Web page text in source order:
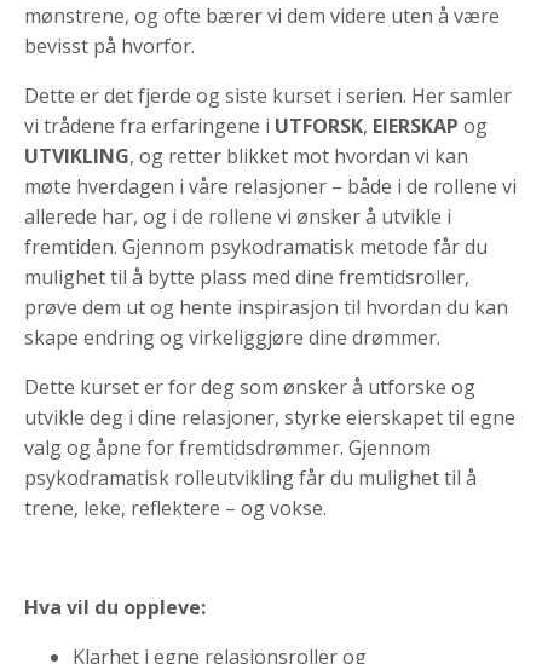
mønstrene, og ofte bærer vi dem videre uten å være
bevisst på hvorfor.
Dette er det fjerde og siste kurset i serien. Her samler
vi trådene fra erfaringene i UTFORSK, EIERSKAP og
UTVIKLING, og retter blikket mot hvordan vi kan
møte hverdagen i våre relasjoner – både i de rollene vi
allerede har, og i de rollene vi ønsker å utvikle i
fremtiden. Gjennom psykodramatisk metode får du
mulighet til å bytte plass med dine fremtidsroller,
prøve dem ut og hente inspirasjon til hvordan du kan
skape endring og virkeliggjøre dine drømmer.
Dette kurset er for deg som ønsker å utforske og
utvikle deg i dine relasjoner, styrke eierskapet til egne
valg og åpne for fremtidsdrømmer. Gjennom
psykodramatisk rolleutvikling får du mulighet til å
trene, leke, reflektere – og vokse.
Hva vil du oppleve:
Klarhet i egne relasjonsroller og